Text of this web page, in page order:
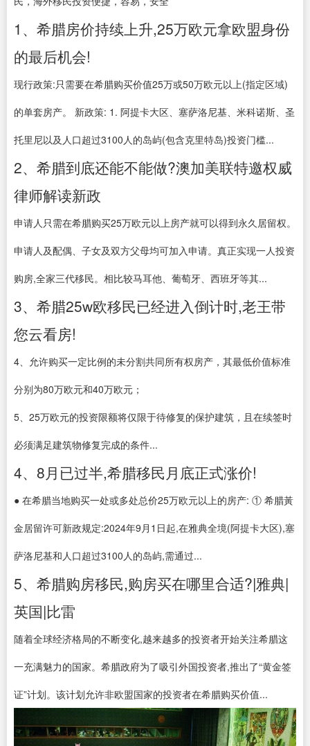
1、希腊房价持续上升,25万欧元拿欧盟身份
的最后机会!
现行政策:只需要在希腊购买价值25万或50万欧元以上(指定区域)
的单套房产。 新政策: 1. 阿提卡大区、塞萨洛尼基、米科诺斯、圣
托里尼以及人口超过3100人的岛屿(包含克里特岛)投资门槛...
2、希腊到底还能不能做?澳加美联特邀权威
律师解读新政
申请人只需在希腊购买25万欧元以上房产就可以得到永久居留权。
申请人及配偶、子女及双方父母均可加入申请。真正实现一人投资
购房,全家三代移民。相比较马耳他、葡萄牙、西班牙等其...
3、希腊25w欧移民已经进入倒计时,老王带
您云看房!
4、允许购买一定比例的未分割共同所有权房产，其最低价值标准
分别为80万欧元和40万欧元；
5、25万欧元的投资限额将仅限于待修复的保护建筑，且在续签时
必须满足建筑物修复完成的条件...
4、8月已过半,希腊移民月底正式涨价!
● 在希腊当地购买一处或多处总价25万欧元以上的房产: ① 希腊黃
金居留许可新政规定:2024年9月1日起,在雅典全境(阿提卡大区),塞
萨洛尼基和人口超过3100人的岛屿,需通过...
5、希腊购房移民,购房买在哪里合适?|雅典|
英国|比雷
随着全球经济格局的不断变化,越来越多的投资者开始关注希腊这
一充满魅力的国家。希腊政府为了吸引外国投资者,推出了“黄金签
证”计划。该计划允许非欧盟国家的投资者在希腊购买价值...